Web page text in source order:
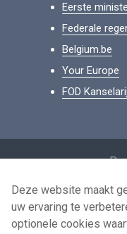
Eerste
Federale
Belgium.be
Your Europe
FOD
Deze website maakt
uw ervaring te
optionele cookies